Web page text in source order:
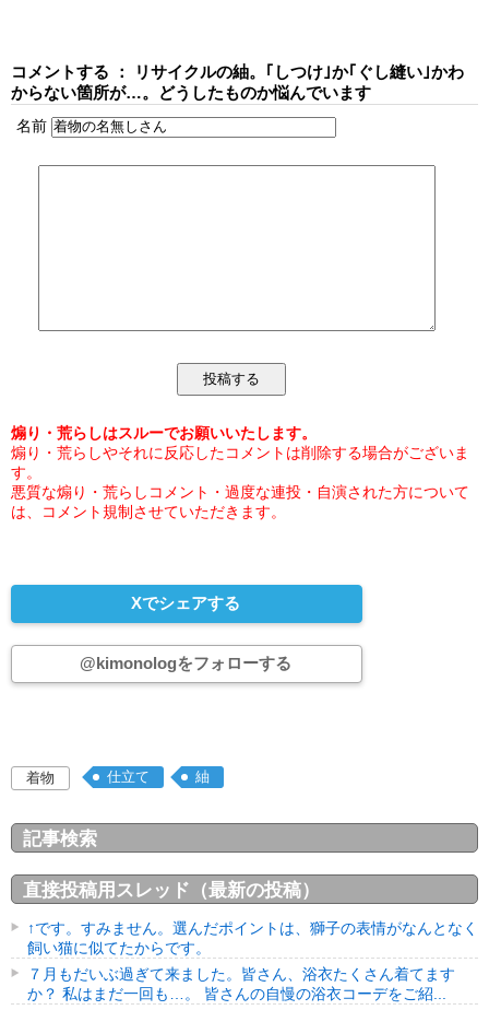
コメントする ： リサイクルの紬。｢しつけ｣か｢ぐし縫い｣かわ
からない箇所が…。どうしたものか悩んでいます
名前
煽り・荒らしはスルーでお願いいたします。
煽り・荒らしやそれに反応したコメントは削除する場合がございま
す。
悪質な煽り・荒らしコメント・過度な連投・自演された方について
は、コメント規制させていただきます。
Xでシェアする
@kimonologをフォローする
着物 仕立て 紬
記事検索
直接投稿用スレッド（最新の投稿）
↑です。すみません。選んだポイントは、獅子の表情がなんとなく
飼い猫に似てたからです。
７月もだいぶ過ぎて来ました。皆さん、浴衣たくさん着てます
か？ 私はまだ一回も…。 皆さんの自慢の浴衣コーデをご紹...